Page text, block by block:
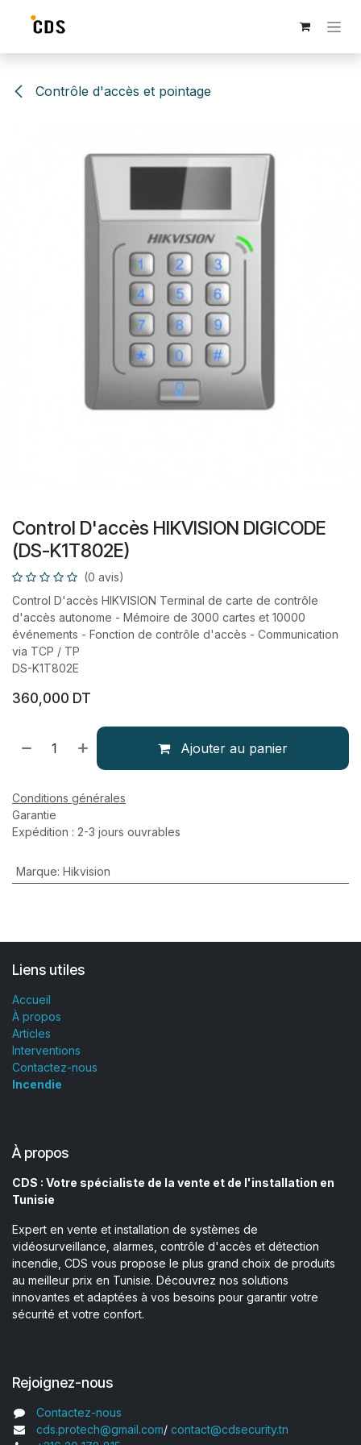
Contrôle d'accès et pointage
Control D'accès HIKVISION DIGICODE
(DS-K1T802E)
(0 avis)
Control D'accès HIKVISION Terminal de carte de contrôle
d'accès autonome - Mémoire de 3000 cartes et 10000
événements - Fonction de contrôle d'accès - Communication
via TCP / TP
DS-K1T802E
360,000 DT
Ajouter au panier
Conditions générales
Garantie
Expédition : 2-3 jours ouvrables
Marque: Hikvision
Liens utiles
Accueil
À propos
Articles
Interventions
Contactez-nous
Incendie
À propos
CDS : Votre spécialiste de la vente et de l'installation en
Tunisie
Expert en vente et installation de systèmes de
vidéosurveillance, alarmes, contrôle d'accès et détection
incendie, CDS vous propose le plus grand choix de produits
au meilleur prix en Tunisie. Découvrez nos solutions
innovantes et adaptées à vos besoins pour garantir votre
sécurité et votre confort.
Rejoignez-nous
Contactez-nous
cds.protech@gmail.com/ contact@cdsecurity.tn